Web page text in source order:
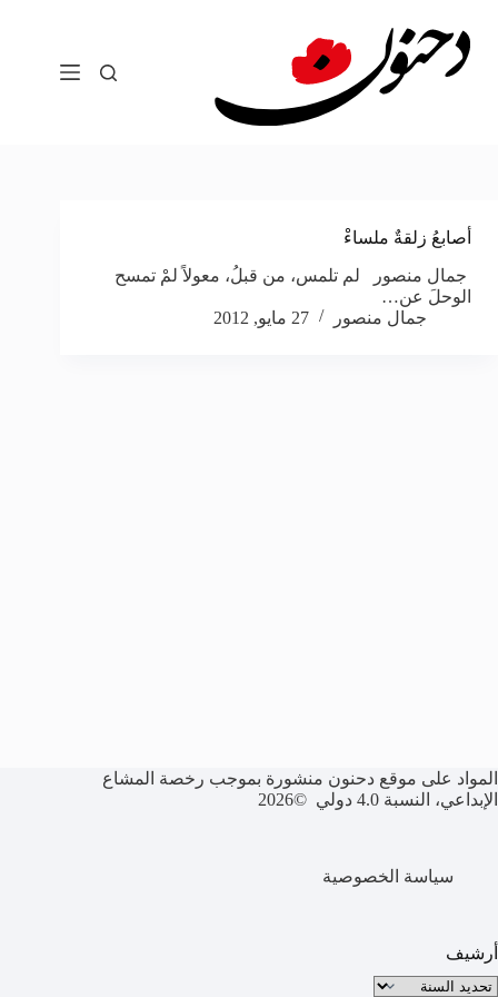
المحتوى
أصابعُ زلقةٌ ملساءْ
جمال منصور لم تلمس، من قبلُ، معولاً لمْ تمسح
الوحلَ عن…
جمال منصور
27 مايو, 2012
المواد على موقع دحنون منشورة بموجب رخصة المشاع
الإبداعي، النسبة 4.0 دولي ©2026
سياسة الخصوصية
أرشيف
الأرشيف